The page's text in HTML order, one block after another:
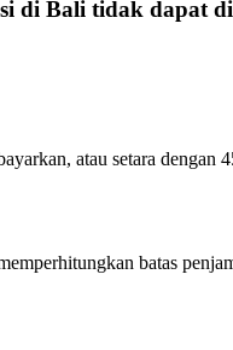
di Bali tidak dapat
atau setara dengan
batas